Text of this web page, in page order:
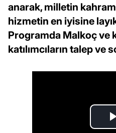
anarak, milletin
hizmetin en iyisine
Programda Malkoç ve
katılımcıların talep ve